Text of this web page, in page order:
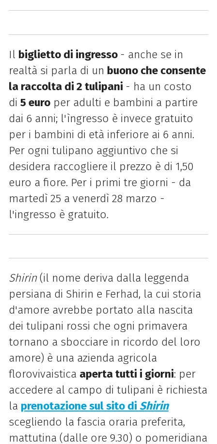
Il biglietto di ingresso - anche se in
realtà si parla di un buono che consente
la raccolta di 2 tulipani - ha un costo
di 5 europer adulti e bambini a partire
dai 6 anni; l'ìngresso è invece gratuito
per i bambini di età inferiore ai 6 anni.
Per ogni tulipano aggiuntivo che si
desidera raccogliere il prezzo è di 1,50
euro a fiore. Per i primi tre giorni - da
martedì 25 a venerdì 28 marzo -
l'ingresso è gratuito.
Shirin(il nome deriva dalla leggenda
persiana di Shirin e Ferhad, la cui storia
d'amore avrebbe portato alla nascita
dei tulipani rossi che ogni primavera
tornano a sbocciare in ricordo del loro
amore) è una azienda agricola
florovivaistica aperta tutti i giorni: per
accedere al campo di tulipani è richiesta
la prenotazione sul sito di Shirin
scegliendo la fascia oraria preferita,
mattutina (dalle ore 9.30) o pomeridiana